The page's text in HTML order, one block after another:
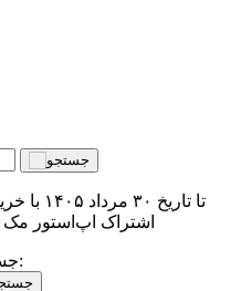
اشتراک اپ‌استور مک
جستجو در کامل‌ترین آرشیو مک ایران: